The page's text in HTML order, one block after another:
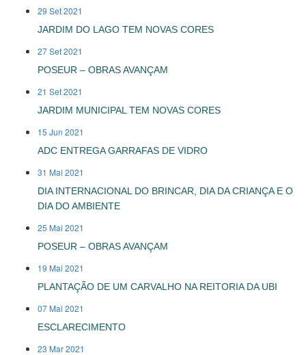
29 Set 2021
JARDIM DO LAGO TEM NOVAS CORES
27 Set 2021
POSEUR – OBRAS AVANÇAM
21 Set 2021
JARDIM MUNICIPAL TEM NOVAS CORES
15 Jun 2021
ADC ENTREGA GARRAFAS DE VIDRO
31 Mai 2021
DIA INTERNACIONAL DO BRINCAR, DIA DA CRIANÇA E O
DIA DO AMBIENTE
25 Mai 2021
POSEUR – OBRAS AVANÇAM
19 Mai 2021
PLANTAÇÃO DE UM CARVALHO NA REITORIA DA UBI
07 Mai 2021
ESCLARECIMENTO
23 Mar 2021